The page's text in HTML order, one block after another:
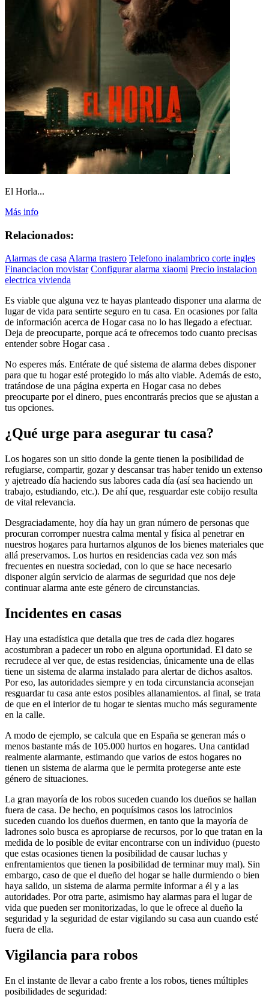
El Horla...
Más info
Relacionados:
Alarmas de casa Alarma trastero Telefono inalambrico corte ingles
Financiacion movistar Configurar alarma xiaomi Precio instalacion
electrica vivienda
Es viable que alguna vez te hayas planteado disponer una alarma de
lugar de vida para sentirte seguro en tu casa. En ocasiones por falta
de información acerca de Hogar casa no lo has llegado a efectuar.
Deja de preocuparte, porque acá te ofrecemos todo cuanto precisas
entender sobre Hogar casa .
No esperes más. Entérate de qué sistema de alarma debes disponer
para que tu hogar esté protegido lo más alto viable. Además de esto,
tratándose de una página experta en Hogar casa no debes
preocuparte por el dinero, pues encontrarás precios que se ajustan a
tus opciones.
¿Qué urge para asegurar tu casa?
Los hogares son un sitio donde la gente tienen la posibilidad de
refugiarse, compartir, gozar y descansar tras haber tenido un extenso
y ajetreado día haciendo sus labores cada día (así sea haciendo un
trabajo, estudiando, etc.). De ahí que, resguardar este cobijo resulta
de vital relevancia.
Desgraciadamente, hoy día hay un gran número de personas que
procuran corromper nuestra calma mental y física al penetrar en
nuestros hogares para hurtarnos algunos de los bienes materiales que
allá preservamos. Los hurtos en residencias cada vez son más
frecuentes en nuestra sociedad, con lo que se hace necesario
disponer algún servicio de alarmas de seguridad que nos deje
continuar alarma ante este género de circunstancias.
Incidentes en casas
Hay una estadística que detalla que tres de cada diez hogares
acostumbran a padecer un robo en alguna oportunidad. El dato se
recrudece al ver que, de estas residencias, únicamente una de ellas
tiene un sistema de alarma instalado para alertar de dichos asaltos.
Por eso, las autoridades siempre y en toda circunstancia aconsejan
resguardar tu casa ante estos posibles allanamientos. al final, se trata
de que en el interior de tu hogar te sientas mucho más seguramente
en la calle.
A modo de ejemplo, se calcula que en España se generan más o
menos bastante más de 105.000 hurtos en hogares. Una cantidad
realmente alarmante, estimando que varios de estos hogares no
tienen un sistema de alarma que le permita protegerse ante este
género de situaciones.
La gran mayoría de los robos suceden cuando los dueños se hallan
fuera de casa. De hecho, en poquísimos casos los latrocinios
suceden cuando los dueños duermen, en tanto que la mayoría de
ladrones solo busca es apropiarse de recursos, por lo que tratan en la
medida de lo posible de evitar encontrarse con un individuo (puesto
que estas ocasiones tienen la posibilidad de causar luchas y
enfrentamientos que tienen la posibilidad de terminar muy mal). Sin
embargo, caso de que el dueño del hogar se halle durmiendo o bien
haya salido, un sistema de alarma permite informar a él y a las
autoridades. Por otra parte, asimismo hay alarmas para el lugar de
vida que pueden ser monitorizadas, lo que le ofrece al dueño la
seguridad y la seguridad de estar vigilando su casa aun cuando esté
fuera de ella.
Vigilancia para robos
En el instante de llevar a cabo frente a los robos, tienes múltiples
posibilidades de seguridad: